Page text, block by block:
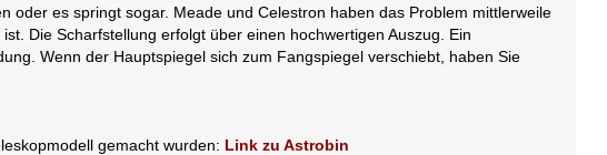
oder es springt sogar. Meade und Celestron haben das Problem mittlerweile
Die Scharfstellung erfolgt über einen hochwertigen Auszug. Ein
Wenn der Hauptspiegel sich zum Fangspiegel verschiebt, haben Sie
gemacht wurden: Link zu Astrobin